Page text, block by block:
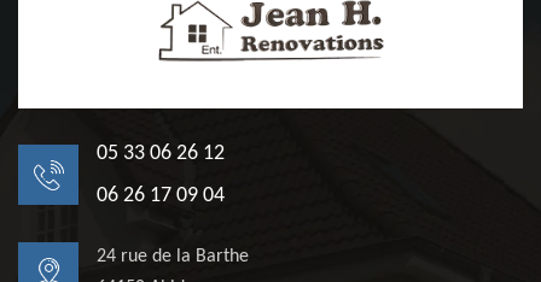
05 33 06 26 12
06 26 17 09 04
24 rue de la Barthe